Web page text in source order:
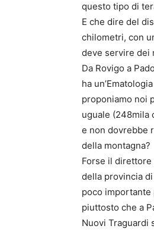
questo tipo di
E che dire del
chilometri, con
deve servire dei
Da Rovigo a
ha
proponiamo noi
uguale (248mila
e non dovrebbe
della montagna?
Forse il
della provincia
poco importante
piuttosto che a
Nuovi Traguardi